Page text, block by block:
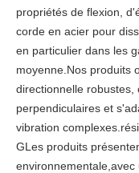
propriétés de flexion,
corde en acier pour
en particulier dans les
moyenne.Nos produits
directionnelle
perpendiculaires et
vibration
GLes produits